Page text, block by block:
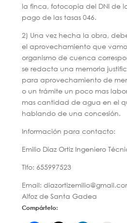
la finca, fotocopia del DNI de
pago de las tasas 046.
2) Una vez hecha la obra,
el aprovechamiento que
organismo de cuenca
se redacta una memoria
para aprovechamiento de
o un trámite un poco mas
mas cantidad de agua en el
hablando de una concesión.
Información para contacto:
Emilio Díaz Ortiz Ingeniero
Tlfo: 655997523
Email:
Alfoz de Santa Gadea
Compártelo: